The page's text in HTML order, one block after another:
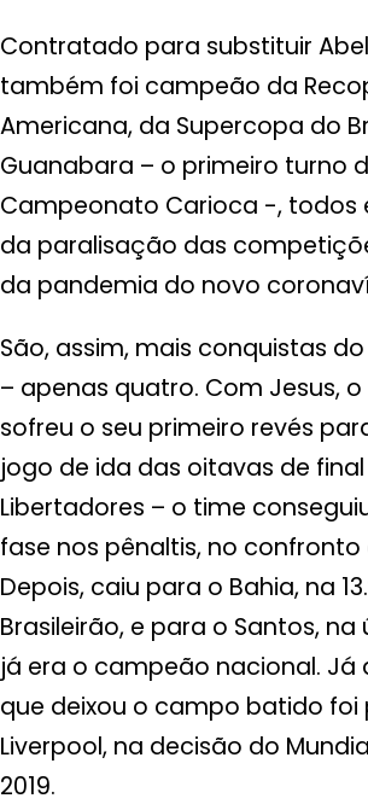
Contratado para substituir
também foi campeão da
Americana, da Supercopa do
Guanabara – o primeiro turno
Campeonato Carioca -, todos
da paralisação das
da pandemia do novo
São, assim, mais conquistas
– apenas quatro. Com Jesus,
sofreu o seu primeiro revés
jogo de ida das oitavas de
Libertadores – o time
fase nos pênaltis, no confronto
Depois, caiu para o Bahia, na
Brasileirão, e para o Santos,
já era o campeão nacional. Já
que deixou o campo batido foi
Liverpool, na decisão do
2019.